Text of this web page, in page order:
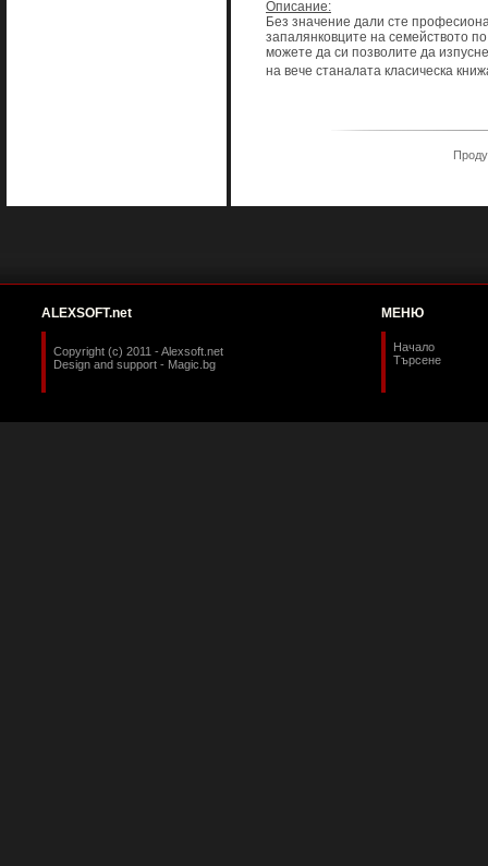
Описание:
Без значение дали сте
запалянковците на семейството
можете да си позволите да
на вече станалата класическа
ALEXSOFT.net
Copyright (c) 2011 - Alexsoft.net
Design and support - Magic.bg
МЕНЮ
Начало
Търсене